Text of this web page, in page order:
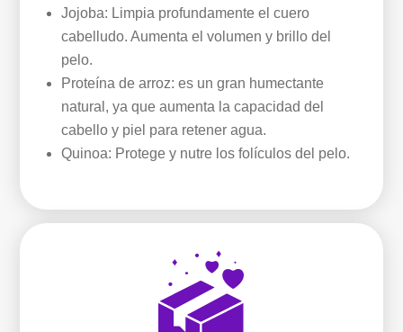
Jojoba: Limpia profundamente el cuero
cabelludo. Aumenta el volumen y brillo del
pelo.
Proteína de arroz: es un gran humectante
natural, ya que aumenta la capacidad del
cabello y piel para retener agua.
Quinoa: Protege y nutre los folículos del pelo.